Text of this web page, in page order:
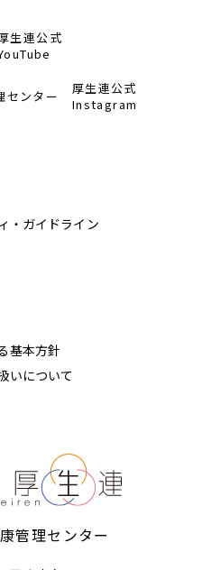
生連公式
厚生連公式
Instagram
・ガイドライン
基本方針
いについて
管理センター